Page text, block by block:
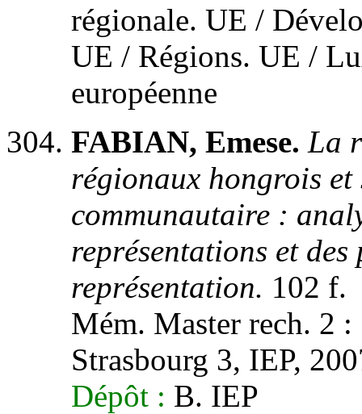
régionale. UE /
UE / Régions. UE /
européenne
FABIAN, Emese. La
régionaux hongrois et
communautaire :
représentations et
représentation. 102 f.
Mém. Master rech. 2
Strasbourg 3, IEP,
Dépôt : B. IEP